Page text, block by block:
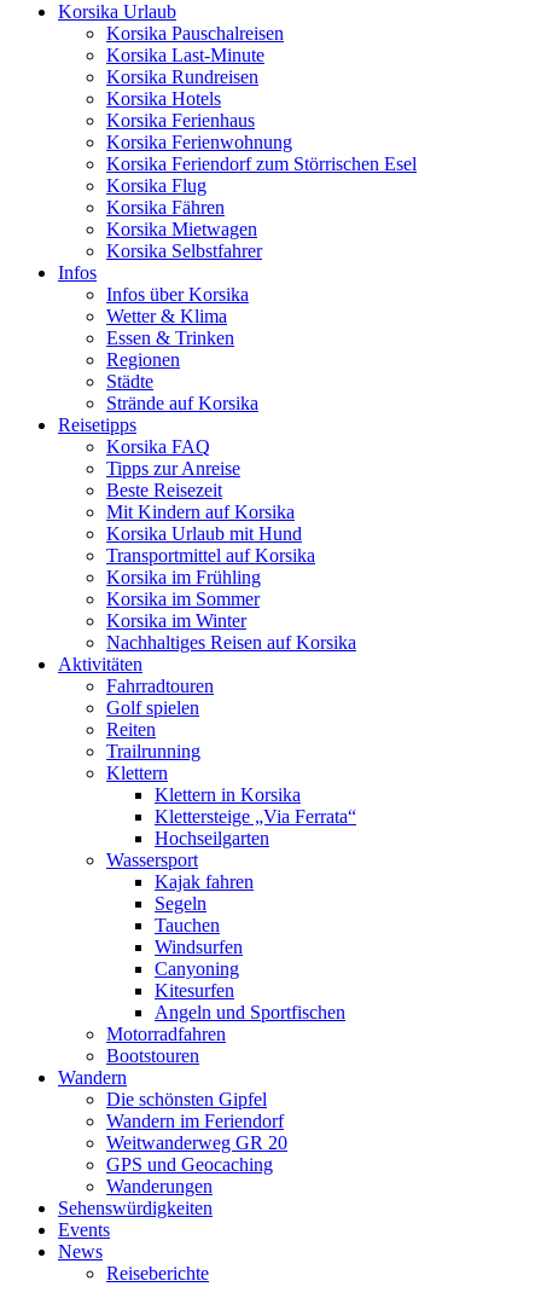
Korsika Urlaub
Korsika Pauschalreisen
Korsika Last-Minute
Korsika Rundreisen
Korsika Hotels
Korsika Ferienhaus
Korsika Ferienwohnung
Korsika Feriendorf zum Störrischen Esel
Korsika Flug
Korsika Fähren
Korsika Mietwagen
Korsika Selbstfahrer
Infos
Infos über Korsika
Wetter & Klima
Essen & Trinken
Regionen
Städte
Strände auf Korsika
Reisetipps
Korsika FAQ
Tipps zur Anreise
Beste Reisezeit
Mit Kindern auf Korsika
Korsika Urlaub mit Hund
Transportmittel auf Korsika
Korsika im Frühling
Korsika im Sommer
Korsika im Winter
Nachhaltiges Reisen auf Korsika
Aktivitäten
Fahrradtouren
Golf spielen
Reiten
Trailrunning
Klettern
Klettern in Korsika
Klettersteige „Via Ferrata“
Hochseilgarten
Wassersport
Kajak fahren
Segeln
Tauchen
Windsurfen
Canyoning
Kitesurfen
Angeln und Sportfischen
Motorradfahren
Bootstouren
Wandern
Die schönsten Gipfel
Wandern im Feriendorf
Weitwanderweg GR 20
GPS und Geocaching
Wanderungen
Sehenswürdigkeiten
Events
News
Reiseberichte